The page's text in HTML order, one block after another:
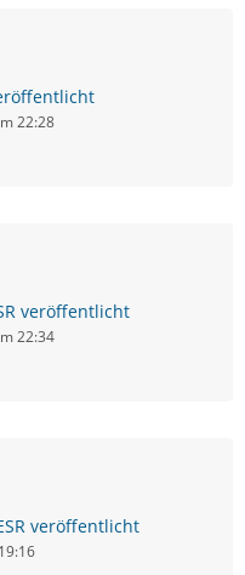
22:28
veröffentlicht
22:34
veröffentlicht